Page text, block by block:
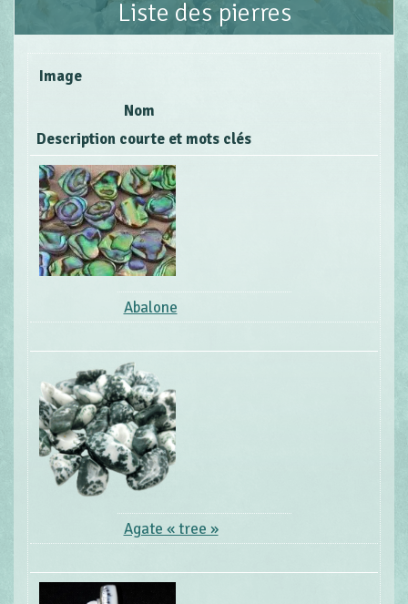
Liste des pierres
Image
Nom
Description courte et mots clés
Abalone
Agate « tree »